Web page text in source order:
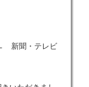
聞・テレビ